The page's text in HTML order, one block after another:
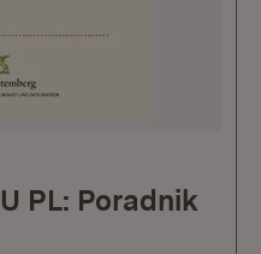
PL: Poradnik